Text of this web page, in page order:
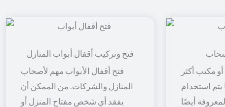
فتح وتركيب أقفال أبواب المنازل
فتح أقفال الأبواب مهم لأصحاب
المنازل والشركات. من الممكن أن
يفقد أي شخص مفتاح المنزل أو
مكتب أكثر
يتم استخدام
أيضًا